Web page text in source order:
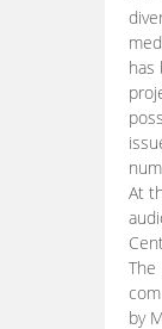
has
At
The
by